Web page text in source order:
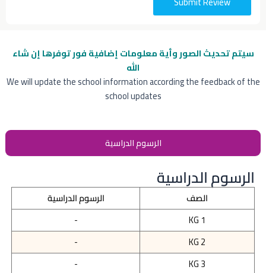
سيتم تحديث الصور وأية معلومات إضافيةفور توفرها إن شاء
الله
We will update the school information according the feedback of the
school updates
الرسوم الدراسية
الرسوم الدراسية
الصف
الرسوم الدراسية
KG 1
-
KG 2
-
KG 3
-